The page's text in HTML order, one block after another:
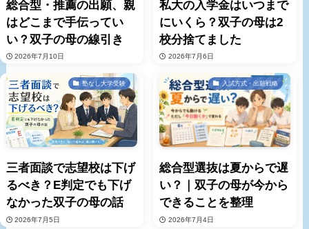
総合型・推薦の出願、親
はどこまで手伝ってい
い？双子の母の線引き
2026年7月10日
私大の入学金はいつまで
にいくら？双子の母は2
校分捨てました
2026年7月6日
塾なし大学受験
三者面談で志望校は下げ
るべき？E判定でも下げ
なかった双子の母の話
2026年7月5日
入試方式・出願戦略
総合型選抜は夏からで遅
い？｜双子の母が今から
できることを整理
2026年7月4日